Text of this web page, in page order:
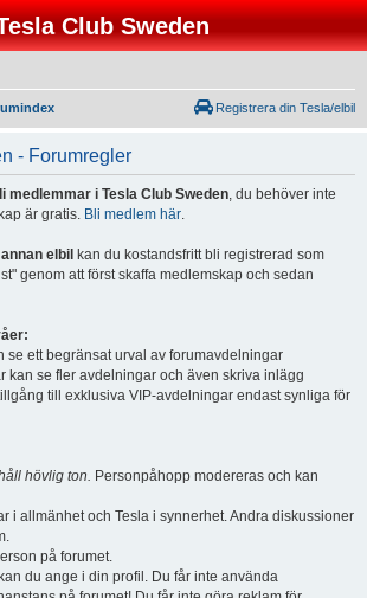
Club Sweden
Registrera din Tesla/elbil
- Forumregler
medlemmar i Tesla Club Sweden, du behöver inte
är gratis. Bli medlem här.
elbil kan du kostandsfritt bli registrerad som
genom att först skaffa medlemskap och sedan
se ett begränsat urval av forumavdelningar
kan se fler avdelningar och även skriva inlägg
till exklusiva VIP-avdelningar endast synliga för
hövlig ton. Personpåhopp modereras och kan
i allmänhet och Tesla i synnerhet. Andra diskussioner
på forumet.
du ange i din profil. Du får inte använda